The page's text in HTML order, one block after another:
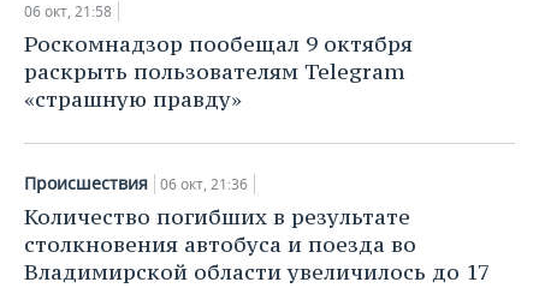
06 окт, 21:58
Роскомнадзор пообещал 9 октября
раскрыть пользователям Telegram
«страшную правду»
Происшествия 06 окт, 21:36
Количество погибших в результате
столкновения автобуса и поезда во
Владимирской области увеличилось до 17